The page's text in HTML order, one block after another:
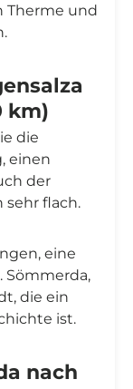
Therme und
km)
die
einen
der
flach.
eine
Sömmerda,
die ein
ist.
nach